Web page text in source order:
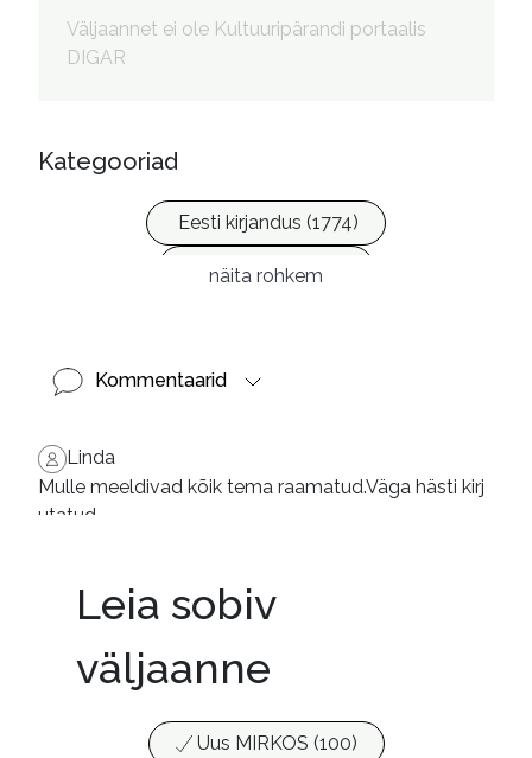
Väljaannet ei ole Kultuuripärandi portaalis
DIGAR
Kategooriad
Eesti kirjandus (1774)
Ilukirjandus (4255)
näita rohkem
Kommentaarid
Linda
Mulle meeldivad kõik tema raamatud.Väga hästi kirj
utatud
Leia sobiv
väljaanne
Uus MIRKOS (100)